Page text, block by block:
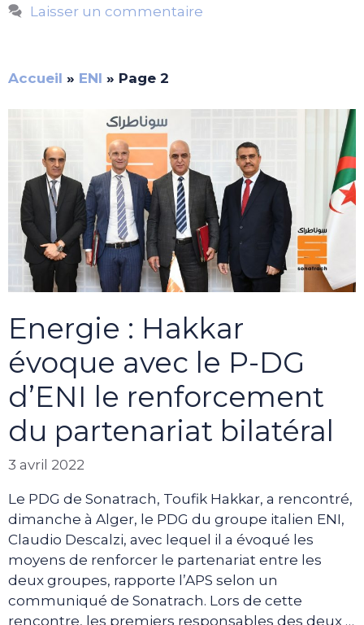
Laisser un commentaire
Accueil » ENI » Page 2
Energie : Hakkar
évoque avec le P-DG
d’ENI le renforcement
du partenariat bilatéral
3 avril 2022
Le PDG de Sonatrach, Toufik Hakkar, a rencontré,
dimanche à Alger, le PDG du groupe italien ENI,
Claudio Descalzi, avec lequel il a évoqué les
moyens de renforcer le partenariat entre les
deux groupes, rapporte l’APS selon un
communiqué de Sonatrach. Lors de cette
rencontre, les premiers responsables des deux …